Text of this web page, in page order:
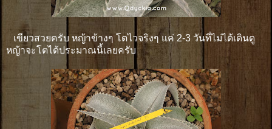
เขียวสวยครับ หญ้าข้างๆ โตไวจริงๆ แค่ 2-3 วันที่ไม่ได้เดินดู
หญ้าจะโตได้ประมาณนี้เลยครับ